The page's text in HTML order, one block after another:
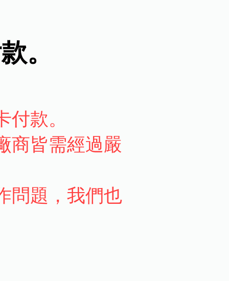
。
款。
商皆需經過嚴
問題，我們也